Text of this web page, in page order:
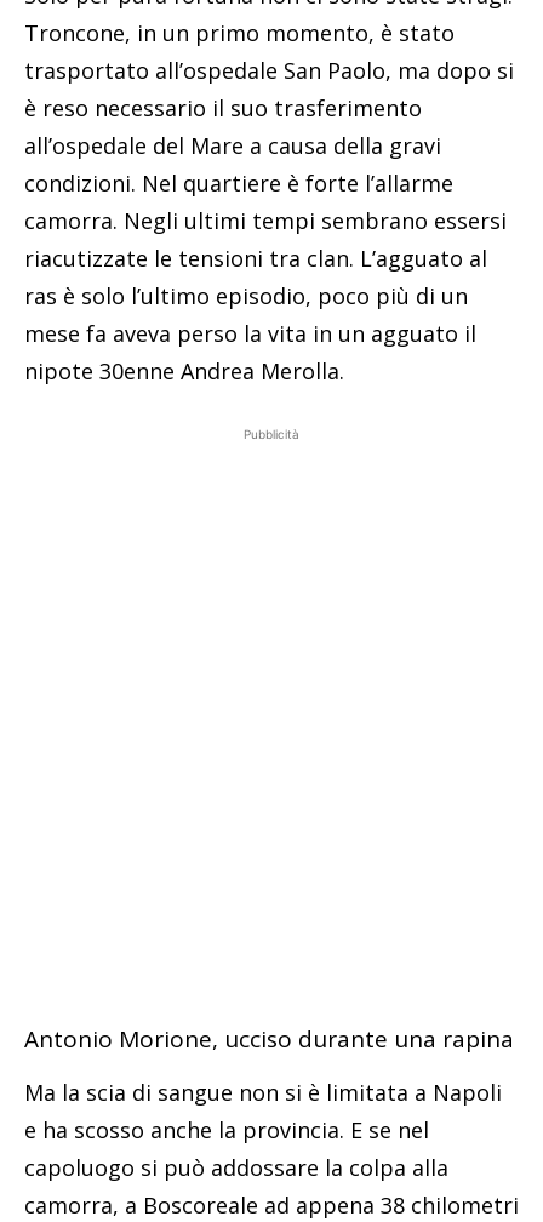
Troncone, in un primo momento, è stato
trasportato all’ospedale San Paolo, ma dopo si
è reso necessario il suo trasferimento
all’ospedale del Mare a causa della gravi
condizioni. Nel quartiere è forte l’allarme
camorra. Negli ultimi tempi sembrano essersi
riacutizzate le tensioni tra clan. L’agguato al
ras è solo l’ultimo episodio, poco più di un
mese fa aveva perso la vita in un agguato il
nipote 30enne Andrea Merolla.
Pubblicità
Antonio Morione, ucciso durante una rapina
Ma la scia di sangue non si è limitata a Napoli
e ha scosso anche la provincia. E se nel
capoluogo si può addossare la colpa alla
camorra, a Boscoreale ad appena 38 chilometri